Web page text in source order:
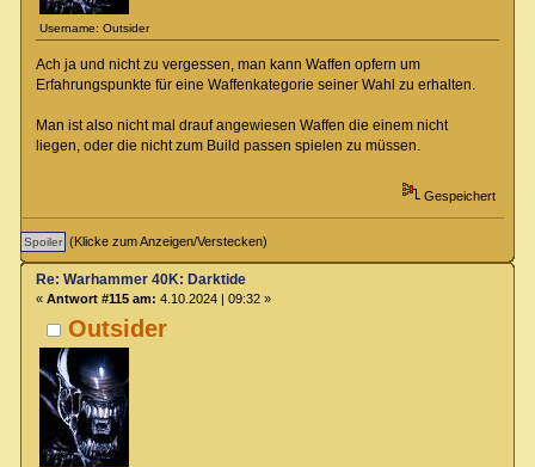
Username: Outsider
Ach ja und nicht zu vergessen, man kann Waffen opfern um
Erfahrungspunkte für eine Waffenkategorie seiner Wahl zu erhalten.
Man ist also nicht mal drauf angewiesen Waffen die einem nicht
liegen, oder die nicht zum Build passen spielen zu müssen.
Gespeichert
(Klicke zum Anzeigen/Verstecken)
Outsider
Re: Warhammer 40K: Darktide
« Antwort #115 am: 4.10.2024 | 09:32 »